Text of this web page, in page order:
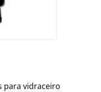
para vidraceiro